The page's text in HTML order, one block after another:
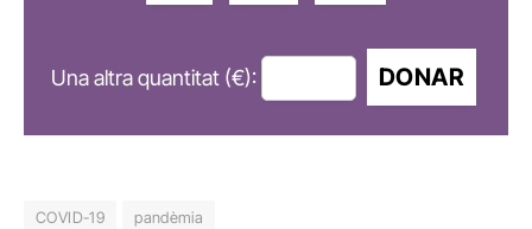
Una altra quantitat (€): DONAR
COVID-19 pandèmia